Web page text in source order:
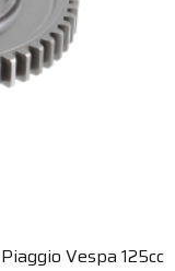
Vespa 125cc